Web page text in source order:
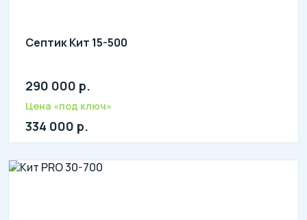
Септик Кит 15-500
Количество человек: 13-15
литров в сутки: 3000
290 000 р.
Цена «под ключ»
334 000 р.